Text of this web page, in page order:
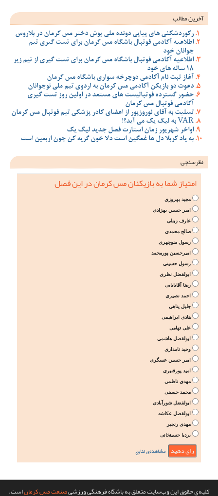
آخرین مطالب
رکوردشکنی های پیاپی دونده ملی پوش دختر مس کرمان در بلاروس
اطلاعیه آکادمی فوتبال باشگاه مس کرمان برای تست گیری تیم
جوانان خود
اطلاعیه آکادمی فوتبال باشگاه مس کرمان برای تست گیری از تیم زیر
18 ساله های خود
آغاز ثبت نام آکادمی دوچرخه سواری باشگاه مس کرمان
دعوت دو بازیکن آکادمی مس کرمان به اردوی تیم ملی نوجوانان
حضور گسترده فوتبالیست های مستعد در اولین روز تست گیری
آکادمی فوتبال مس کرمان
تسلیت به آقای نوروزپور از اعضای کادر پزشکی تیم فوتبال مس کرمان
VAR به لیگ یک می آید؟!
اواخر شهریور زمان استارت فصل جدید لیگ یک
به یاد کربلا دل ها غمگین است دلا خون گریه کن چون اربعین است
نظرسنجی
امتیاز شما به بازیکنان مس کرمان در این فصل
مجید بهروزی
امیر حسین بهزادی
عارف زینلی
صالح محمدی
رسول منوچهری
امیرحسین پورمحمد
رسول حسینی
ابولفضل نظری
رضا آقابابایی
احمد نصیری
جلیل پناهی
هادی ابراهیمی
علی تهامی
ابولفضل هاشمی
وحید نامداری
امیر حسین عسگری
امید پورقنبری
مهدی ناظمی
محمد حسینی
ابولفضل شورآبادی
ابولفضل عکاشه
مهدی رنجبر
بردیا حسینخانی
مشاهده‌ی نتایج
کلیه‌ی حقوق این وب‌سایت متعلق به باشگاه فرهنگی ورزشیصنعت مس کرماناست.